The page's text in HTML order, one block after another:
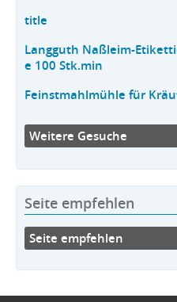
title
Langguth Naßleim-
e 100 Stk.min
Feinstmahlmühle für
Weitere Gesuche
Seite empfehlen
Seite empfehlen